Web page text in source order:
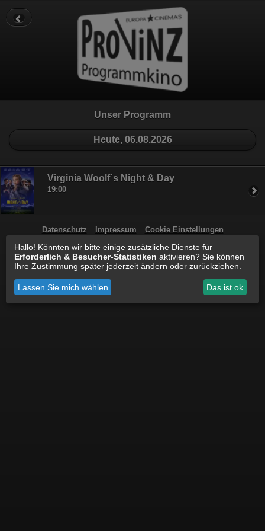
Unser Programm
Heute, 06.08.2026
Virginia Woolf´s Night & Day
19:00
Datenschutz Impressum Cookie Einstellungen
Datenschutz Impressum Cookie Einstellungen
Hallo! Könnten wir bitte einige zusätzliche Dienste für
Erforderlich & Besucher-Statistiken aktivieren? Sie können
Ihre Zustimmung später jederzeit ändern oder zurückziehen.
Lassen Sie mich wählen Das ist ok